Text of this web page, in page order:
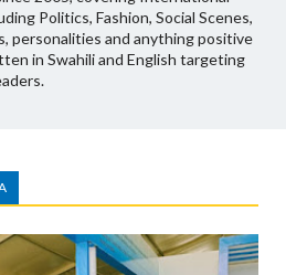
Politics, Fashion, Social Scenes,
personalities and anything positive
in Swahili and English targeting